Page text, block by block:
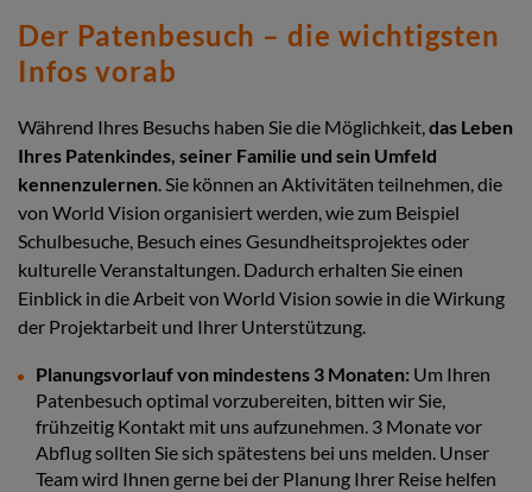
Der Patenbesuch – die wichtigsten
Infos vorab
Während Ihres Besuchs haben Sie die Möglichkeit, das Leben
Ihres Patenkindes, seiner Familie und sein Umfeld
kennenzulernen . Sie können an Aktivitäten teilnehmen, die
von World Vision organisiert werden, wie zum Beispiel
Schulbesuche, Besuch eines Gesundheitsprojektes oder
kulturelle Veranstaltungen. Dadurch erhalten Sie einen
Einblick in die Arbeit von World Vision sowie in die Wirkung
der Projektarbeit und Ihrer Unterstützung.
Planungsvorlauf von mindestens 3 Monaten: Um Ihren
Patenbesuch optimal vorzubereiten, bitten wir Sie,
frühzeitig Kontakt mit uns aufzunehmen. 3 Monate vor
Abflug sollten Sie sich spätestens bei uns melden. Unser
Team wird Ihnen gerne bei der Planung Ihrer Reise helfen